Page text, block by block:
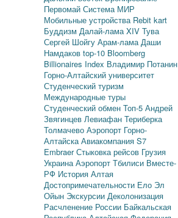
Первомай Система МИР
Мобильные устройства Rebit kart
Буддизм Далай-лама XIV Тува
Сергей Шойгу Арам-ламаДаши
Намдаков top-10 Bloomberg
Billionaires Index Владимир Потанин
Горно-Алтайский университет
Студенческий туризм
Международные туры
Студенческий обмен Топ-5 Андрей
Звягинцев Левиафан Териберка
Толмачево Аэропорт Горно-
АлтайскаАвиакомпания S7
EmbraerСтыковка рейсов Грузия
УкраинаАэропорт Тбилиси Вместе-
РФ История Алтая
Достопримечательности Ело Эл
Ойын Экскурсии Деколонизация
Расчленение России Байкальская